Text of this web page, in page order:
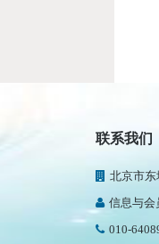
联系我们
北京市
信息与会
010-